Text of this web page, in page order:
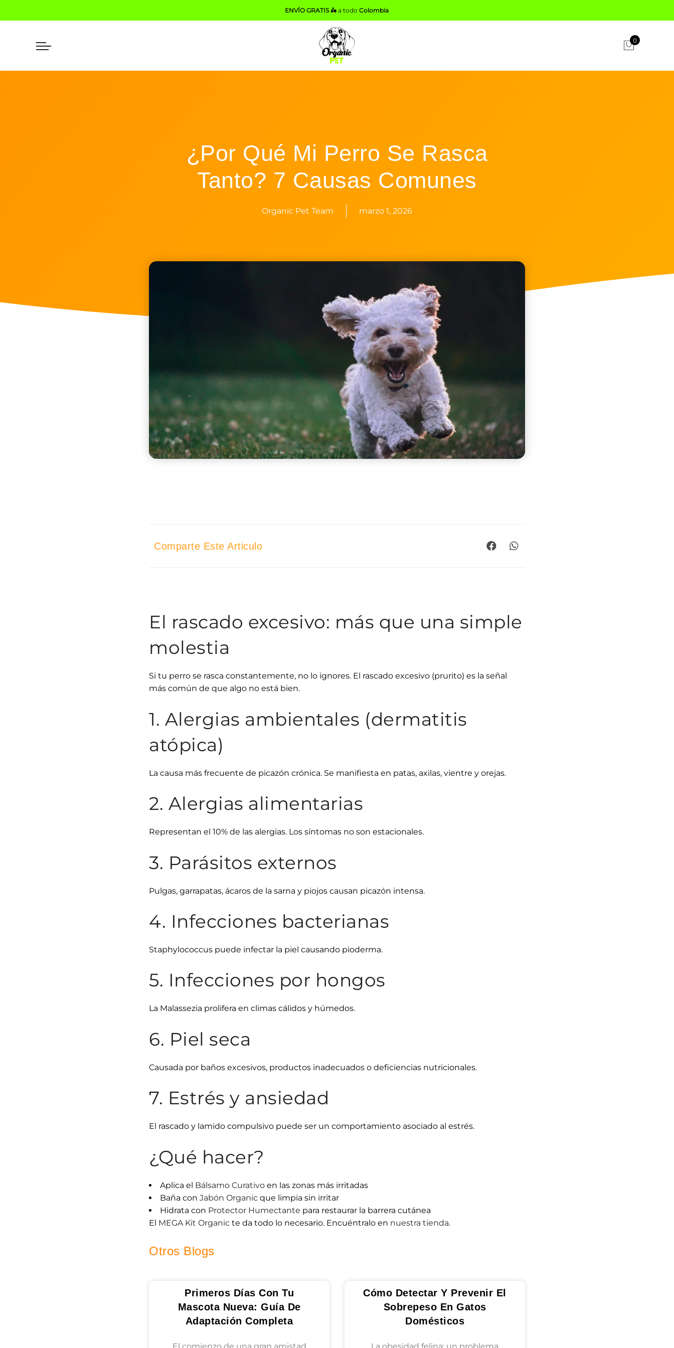
ENVÍO GRATIS 🛵 a todoColombia
0
¿Por Qué Mi Perro Se Rasca
Tanto? 7 Causas Comunes
Organic Pet Team marzo 1, 2026
Comparte Este Articulo
El rascado excesivo: más que una simple
molestia
Si tu perro se rasca constantemente, no lo ignores. El rascado excesivo (prurito) es la señal
más común de que algo no está bien.
1. Alergias ambientales (dermatitis
atópica)
La causa más frecuente de picazón crónica. Se manifiesta en patas, axilas, vientre y orejas.
2. Alergias alimentarias
Representan el 10% de las alergias. Los síntomas no son estacionales.
3. Parásitos externos
Pulgas, garrapatas, ácaros de la sarna y piojos causan picazón intensa.
4. Infecciones bacterianas
Staphylococcus puede infectar la piel causando pioderma.
5. Infecciones por hongos
La Malassezia prolifera en climas cálidos y húmedos.
6. Piel seca
Causada por baños excesivos, productos inadecuados o deficiencias nutricionales.
7. Estrés y ansiedad
El rascado y lamido compulsivo puede ser un comportamiento asociado al estrés.
¿Qué hacer?
Aplica el Bálsamo Curativo en las zonas más irritadas
Baña con Jabón Organic que limpia sin irritar
Hidrata con Protector Humectante para restaurar la barrera cutánea
El MEGA Kit Organic te da todo lo necesario. Encuéntralo en nuestra tienda.
Otros Blogs
Primeros Días Con Tu
Mascota Nueva: Guía De
Adaptación Completa
Cómo Detectar Y Prevenir El
Sobrepeso En Gatos
Domésticos